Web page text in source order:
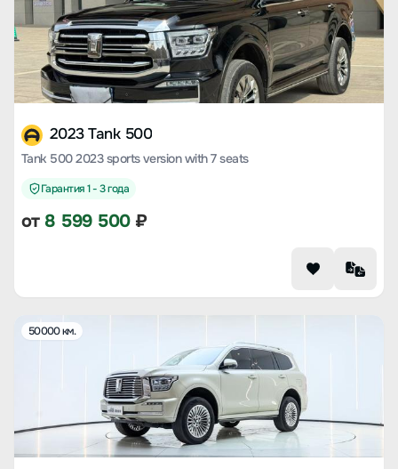
2023 Tank 500
Tank 500 2023 sports version with 7 seats
Гарантия 1 - 3 года
от 8 599 500₽
50000 км.